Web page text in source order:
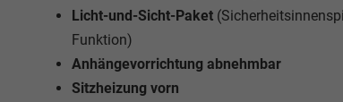
Licht-und-Sicht-Paket
Funktion)
Anhängevorrichtung abnehmbar
Sitzheizung vorn